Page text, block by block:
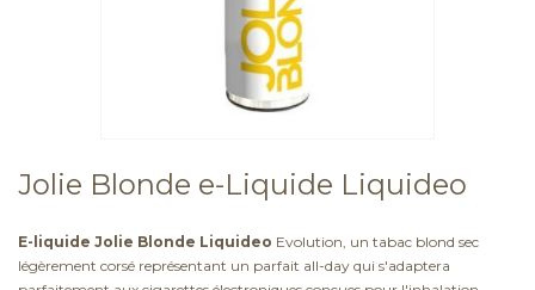
Jolie Blonde e-Liquide Liquideo
E-liquide Jolie Blonde Liquideo Evolution, un tabac blond sec
légèrement corsé représentant un parfait all-day qui s'adaptera